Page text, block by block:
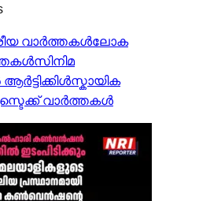
വാർത്തകൾലോക
സിനിമ
കായിക
ടെക്ക് വാർത്തകൾ